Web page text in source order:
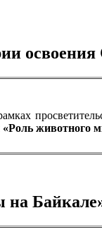
«Роль животного
на